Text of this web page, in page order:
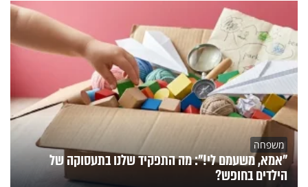
משפחה
"אמא, משעמם לי!": מה התפקיד שלנו בתעסוקה של
הילדים בחופש?